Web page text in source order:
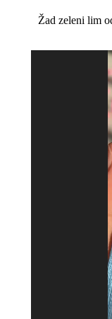
Žad zeleni lim